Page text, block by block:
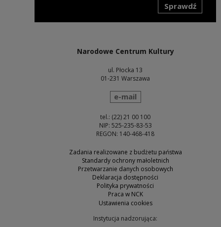
Sprawdź
Narodowe Centrum Kultury
ul. Płocka 13
01-231 Warszawa
wyślij wiadomość
e-mail
tel.: (22) 21 00 100
NIP: 525-235-83-53
REGON: 140-468-418
Zadania realizowane z budżetu państwa
Standardy ochrony małoletnich
Przetwarzanie danych osobowych
Deklaracja dostępności
Polityka prywatności
Praca w NCK
Ustawienia cookies
Instytucja nadzorująca: